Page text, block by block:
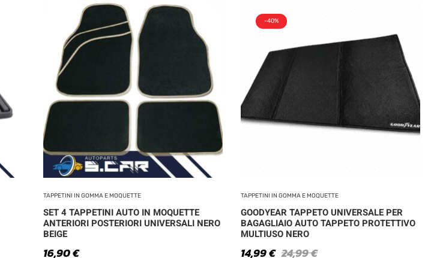
TAPPETINI IN GOMMA E MOQUETTE
SET 4 TAPPETINI AUTO IN MOQUETTE
ANTERIORI POSTERIORI UNIVERSALI NERO
BEIGE
16,90€
-40%
TAPPETINI IN GOMMA E MOQUETTE
GOODYEAR TAPPETO UNIVERSALE PER
BAGAGLIAIO AUTO TAPPETO PROTETTIVO
MULTIUSO NERO
24,99€
14,99€